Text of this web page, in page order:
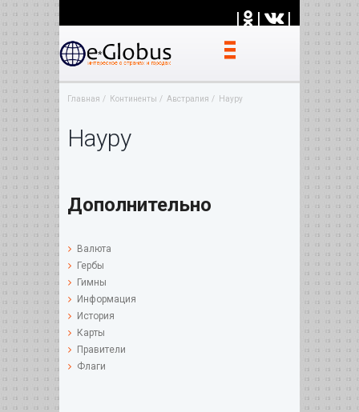
| | |
Главная Континенты Австралия Науру
Науру
Дополнительно
Валюта
Гербы
Гимны
Информация
История
Карты
Правители
Флаги